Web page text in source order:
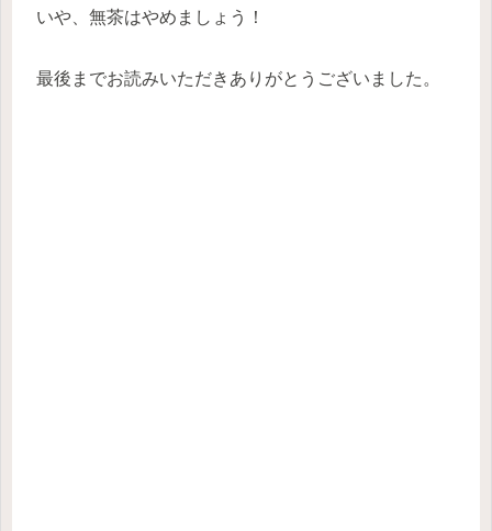
いや、無茶はやめましょう！
最後までお読みいただきありがとうございました。